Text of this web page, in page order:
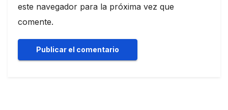
este navegador para la próxima vez que
comente.